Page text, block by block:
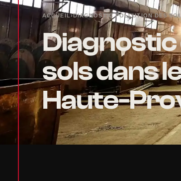
ACCUEIL›DIAGNOSTIC POLLUTION DES
Diagnostic
sols dans
Haute-